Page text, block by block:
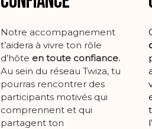
Notre accompagnement
t’aidera à vivre ton rôle
d’hôte en toute confiance.
Au sein du réseau Twiza, tu
pourras rencontrer des
participants motivés qui
comprennent et qui
partagent ton